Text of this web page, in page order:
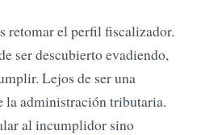
retomar el perfil fiscalizador.
ser descubierto evadiendo,
Lejos de ser una
la administración tributaria.
al incumplidor sino